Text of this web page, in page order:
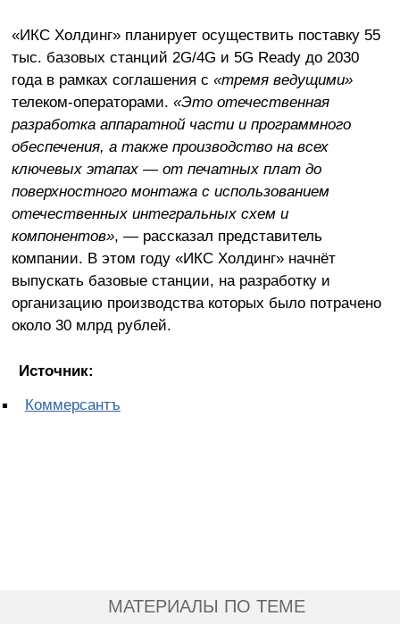
«ИКС Холдинг» планирует осуществить поставку 55
тыс. базовых станций 2G/4G и 5G Ready до 2030
года в рамках соглашения с «тремя ведущими»
телеком-операторами. «Это отечественная
разработка аппаратной части и программного
обеспечения, а также производство на всех
ключевых этапах — от печатных плат до
поверхностного монтажа с использованием
отечественных интегральных схем и
компонентов», — рассказал представитель
компании. В этом году «ИКС Холдинг» начнёт
выпускать базовые станции, на разработку и
организацию производства которых было потрачено
около 30 млрд рублей.
Источник:
Коммерсантъ
МАТЕРИАЛЫ ПО ТЕМЕ